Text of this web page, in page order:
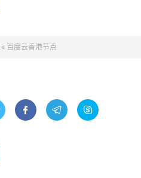
» 百度云香港节点
  